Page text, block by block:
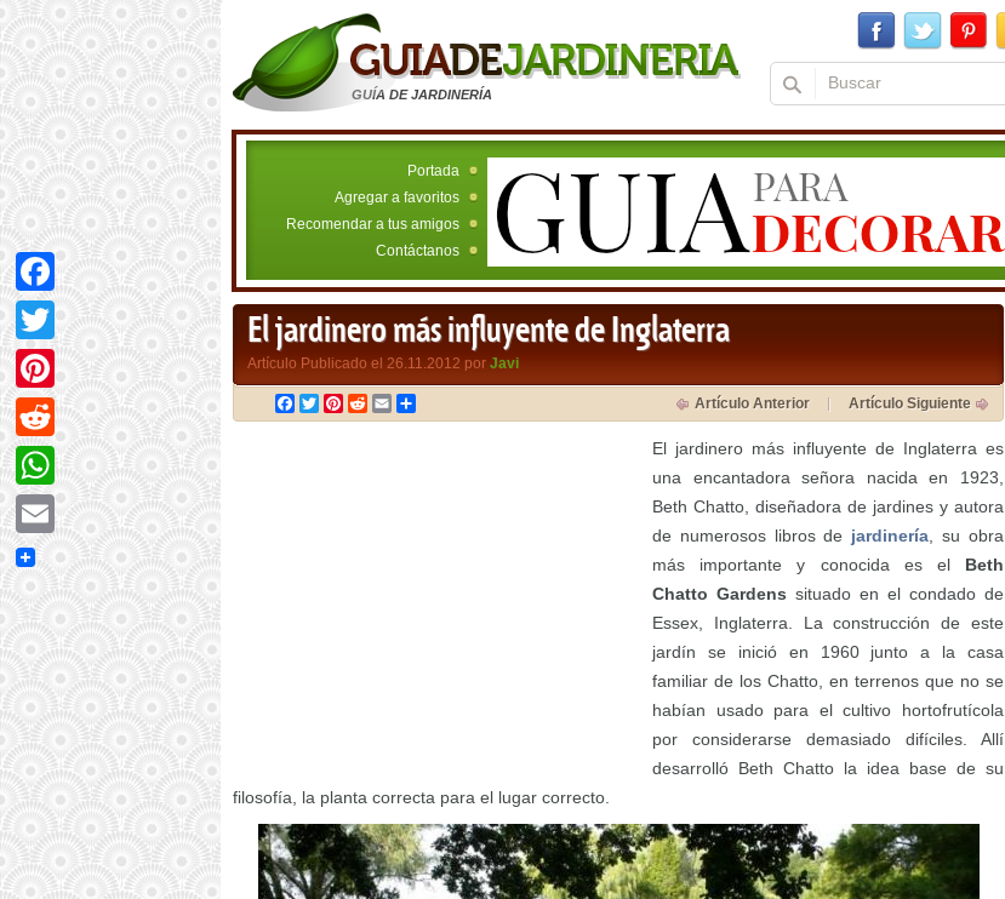
GUÍA DE JARDINERÍA
Portada
Agregar a favoritos
Recomendar a tus amigos
Contáctanos
El jardinero más influyente de Inglaterra
Artículo Publicado el 26.11.2012 por Javi
Facebook
TwitterPinterest
RedditEmail Artículo Anterior Artículo Siguiente
El jardinero más influyente de Inglaterra es
una encantadora señora nacida en 1923,
Beth Chatto, diseñadora de jardines y autora
de numerosos libros de jardinería , su obra
más importante y conocida es el Beth
Chatto Gardens situado en el condado de
Essex, Inglaterra. La construcción de este
jardín se inició en 1960 junto a la casa
familiar de los Chatto, en terrenos que no se
habían usado para el cultivo hortofrutícola
por considerarse demasiado difíciles. Allí
desarrolló Beth Chatto la idea base de su
filosofía, la planta correcta para el lugar correcto.
Facebook
Twitter
Pinterest
Reddit
WhatsApp
Email